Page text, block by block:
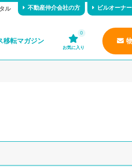
ル 不動産仲介会社の方 ビルオーナ
移転マガジン
0
お気に入り